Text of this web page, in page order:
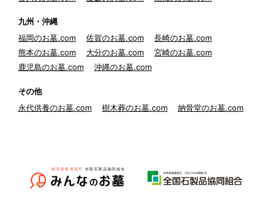
九州・沖縄
福岡のお墓.com
佐賀のお墓.com
長崎のお墓.com
熊本のお墓.com
大分のお墓.com
宮崎のお墓.com
鹿児島のお墓.com
沖縄のお墓.com
その他
永代供養のお墓.com
樹木葬のお墓.com 納骨堂のお墓.com